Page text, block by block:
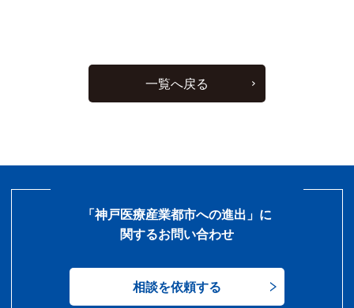
一覧へ戻る
「神戸医療産業都市への進出」に
関するお問い合わせ
相談を依頼する